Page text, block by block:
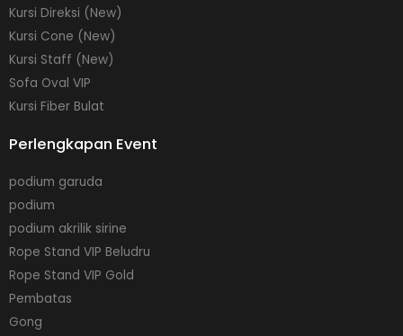
Kursi Direksi (New)
Kursi Cone (New)
Kursi Staff (New)
Sofa Oval VIP
Kursi Fiber Bulat
Perlengkapan Event
podium garuda
podium
podium akrilik sirine
Rope Stand VIP Beludru
Rope Stand VIP Gold
Pembatas
Gong